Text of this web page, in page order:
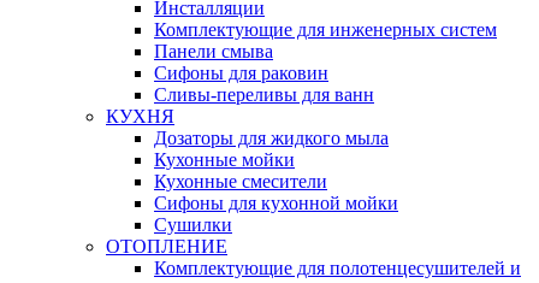
Инсталляции
Комплектующие для инженерных систем
Панели смыва
Сифоны для раковин
Сливы-переливы для ванн
КУХНЯ
Дозаторы для жидкого мыла
Кухонные мойки
Кухонные смесители
Сифоны для кухонной мойки
Сушилки
ОТОПЛЕНИЕ
Комплектующие для полотенцесушителей и